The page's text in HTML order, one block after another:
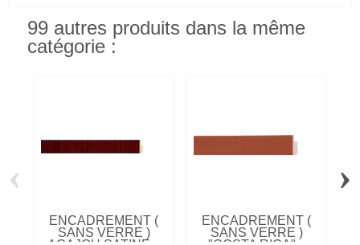
99 autres produits dans la même
catégorie :
ENCADREMENT (
SANS VERRE )
ENCADREMENT (
SANS VERRE )
‹ ›